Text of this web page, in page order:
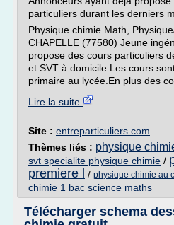
particuliers durant les derniers
Physique chimie Math,
CHAPELLE (77580) Jeune
propose des cours particuliers
et SVT à domicile.Les cours
primaire au lycée.En plus des
Lire la suite
Site : entreparticuliers.com
Thèmes liés : physique
svt specialite physique chimie /
premiere l
/ physique chimie au
chimie 1 bac science maths
Télécharger schema